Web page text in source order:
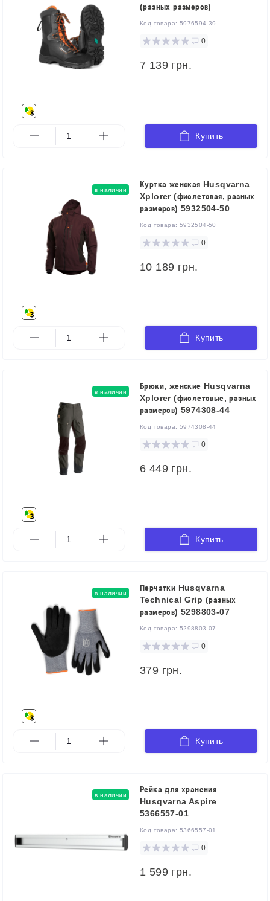
(разных размеров)
Код товара: 5976594-39
0
7 139 грн.
Купить
в наличии
Куртка женская Husqvarna
Xplorer (фиолетовая, разных
размеров) 5932504-50
Код товара: 5932504-50
0
10 189 грн.
Купить
в наличии
Брюки, женские Husqvarna
Xplorer (фиолетовые, разных
размеров) 5974308-44
Код товара: 5974308-44
0
6 449 грн.
Купить
в наличии
Перчатки Husqvarna
Technical Grip (разных
размеров) 5298803-07
Код товара: 5298803-07
0
379 грн.
Купить
в наличии
Рейка для хранения
Husqvarna Aspire
5366557-01
Код товара: 5366557-01
0
1 599 грн.